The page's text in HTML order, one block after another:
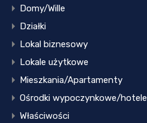
Domy/Wille
Działki
Lokal biznesowy
Lokale użytkowe
Mieszkania/Apartamenty
Ośrodki wypoczynkowe/hotele
Właściwości